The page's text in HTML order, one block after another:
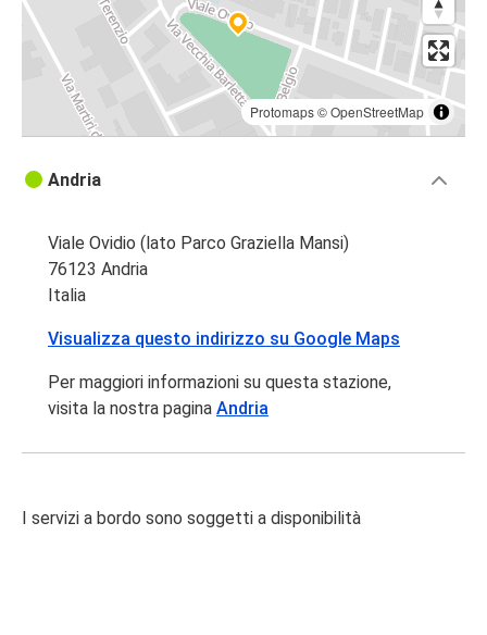
Protomaps©OpenStreetMap
Andria
Viale Ovidio (lato Parco Graziella Mansi)
76123 Andria
Italia
Visualizza questo indirizzo su Google Maps
Per maggiori informazioni su questa stazione,
visita la nostra pagina Andria
I servizi a bordo sono soggetti a disponibilità